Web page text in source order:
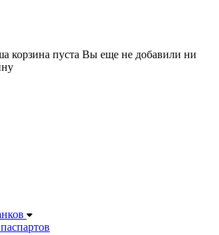
корзина пуста Вы еще не добавили ни